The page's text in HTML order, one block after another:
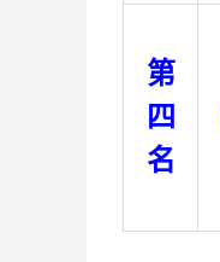
第
四
名